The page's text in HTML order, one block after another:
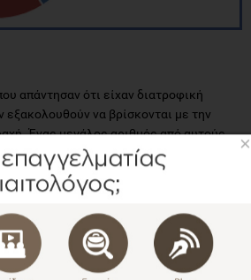
απάντησαν ότι είχαν διατροφική
εξακολουθούν να βρίσκονται με την
Ένας μεγάλος αριθμός από αυτούς
και συχνά ακολούθησαν ιδιαίτερα
διατροφής μέχρι να καταλήξουν
διαιτολόγο της ομάδας του ΚΕΑΔΔ
της διατροφικής διαταραχής και
θεραπευτικά εργαλεία με γνώμονα
η ισορροπία του πελάτη μεταξύ τροφής
×